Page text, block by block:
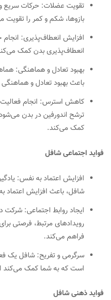
تقویت عضلات: حرکات سریع و
بازوها، شکم و کمر را تقویت
افزایش انعطاف‌پذیری:
انعطاف‌پذیری بدن کمک
بهبود تعادل و هماهنگی:
باعث بهبود تعادل و
کاهش استرس: انجام
ترشح اندورفین در بدن
کمک می‌کند.
فواید اجتماعی شافل
افزایش اعتماد به نفس:
شافل، باعث افزایش
ایجاد روابط اجتماعی:
رویدادهای مرتبط، فرصتی
فراهم می‌کند.
سرگرمی و تفریح: شافل یک
است که به شما کمک می‌کند
فواید ذهنی شافل